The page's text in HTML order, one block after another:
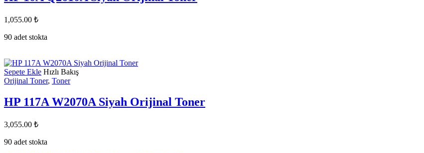
1,055.00 ₺
90 adet stokta
Sepete Ekle Hızlı Bakış
Orijinal Toner, Toner
HP 117A W2070A Siyah Orijinal Toner
3,055.00 ₺
90 adet stokta